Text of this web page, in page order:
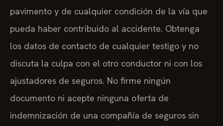
pavimento y de cualquier condición de la vía que
pueda haber contribuido al accidente. Obtenga
los datos de contacto de cualquier testigo y no
discuta la culpa con el otro conductor ni con los
ajustadores de seguros. No firme ningún
documento ni acepte ninguna oferta de
indemnización de una compañía de seguros sin